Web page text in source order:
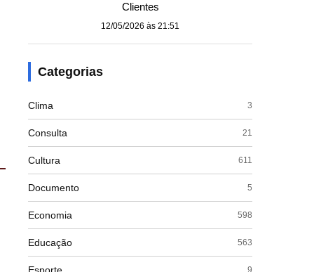
Clientes
12/05/2026 às 21:51
Categorias
Clima 3
Consulta 21
Cultura 611
Documento 5
Economia 598
Educação 563
9